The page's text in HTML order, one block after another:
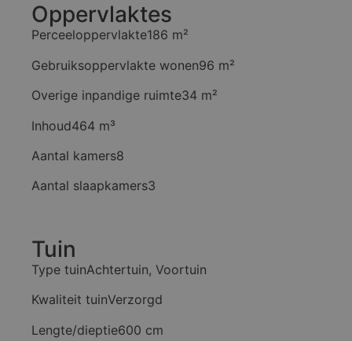
Oppervlaktes
Perceeloppervlakte186 m²
Gebruiksoppervlakte wonen96 m²
Overige inpandige ruimte34 m²
Inhoud464 m³
Aantal kamers8
Aantal slaapkamers3
Tuin
Type tuinAchtertuin, Voortuin
Kwaliteit tuinVerzorgd
Lengte/dieptie600 cm